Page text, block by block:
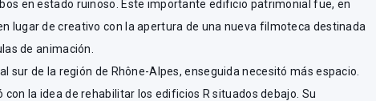
en estado ruinoso. Este importante edificio patrimonial fue, en
lugar de creativo con la apertura de una nueva filmoteca destinada
de animación.
sur de la región de Rhône-Alpes, enseguida necesitó más espacio.
con la idea de rehabilitar los edificios R situados debajo. Su